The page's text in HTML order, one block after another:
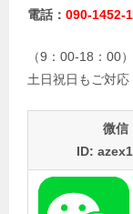
電話： 090-1452-
（9：00-18：00）
土日祝日もご対応
微信
ID: